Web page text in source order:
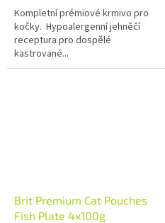
Kompletní prémiové krmivo pro
kočky. Hypoalergenní jehněčí
receptura pro dospělé
kastrované...
Brit Premium Cat Pouches
Fish Plate 4x100g